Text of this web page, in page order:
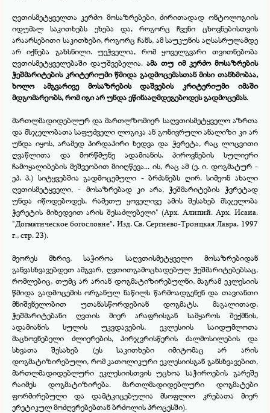
ღვთისმეტყველთა კერძო მოსაზრებები, ძირითადად ონტოლოგიის
იდუმალ საკითხებს ეხება და, როგორც ჩვენი ცხოვნებისთვის
არაარსებითი საკითხები, როგორც ჩანს, ამ საუკუნის აღსასრულამდე
არ იქნება გახსნილი. უეჭველია, რომ ყოველგვარი თვითნებობა
ღვთისმეტყველებაში დაუშვებელია. ამა თუ იმ კერძო მოსაზრების
ჭეშმარიტების კრიტერიუმი წმიდა გადმოცემასთან მისი თანხმობაა,
ხოლო ამგვარივე მოსაზრების დაშვების კრიტერიუმი იმაში
მდგომარეობს, რომ იგი არ უნდა ეწინააღმდეგებოდეს გადმოცემას.
მართლმადიდებლურ და მართლზომიერ საღვთისმეტყველო აზრთა
და მსჯელობათა საფუძველი ლოგიკა ან გონივრული ანალიზი კი არ
უნდა იყოს, არამედ პირდაპირი ხედვა და ჭვრეტა, რაც ლოცვითი
ღვაწლითა და მორწმუნე ადამიანის, პიროვნების სულიერი
ჩამოყალიბების მეშვეობით მიიღწევა... ის, რაც ამ (ე. ი. დოგმატურ -
ეპ. პ.) სიტყვებშია გადმოცემული - ბრძანებს ღირ. სიმეონ ახალი
ღვთისმეტყველი, - მოსაზრებად კი არა, ჭეშმარიტების ჭვრეტად
უნდა იწოდებოდეს, რამეთუ ყოველივე ამის შესახებ მსჯელობა
ჭვრეტის მიხედვით არის შესაძლებელი" (Арх. Алипий. Арх. Исаиа.
"Догматическое богословие". Изд. Св. Сергиево-Троицкая Лавра. 1997
г., стр. 23).
მეორეს მხრივ, საჭიროა საღვთისმეტყველო მოსაზრებიდან
განვასხვავებდეთ ამგვარ, ღვთითგამოცხადებულ ჭეშმარიტებებსაც,
რომლებიც, თუმც არ არიან დოგმატიზირებულნი, მაგრამ ეკლესიის
წმიდა გადმოცემის ორგანულ ნაწილს წარმოადგენენ და თავიანთი
მნიშვნელობით უთანასწორდებიან დოგმატს. მაგალითად,
ჭეშმარიტებანი ღვთის მიერ არაფრისგან სამყაროს შექმნის,
ადამიანის სულის უკვდავების, ეკლესიის საიდუმლოთა
მაცხოვნებელი ძლიერების, პირჯვრისწერის ძალმოსილების და
სხვათა შესახებ (ეს საკითხები იმიტომაც არ არის
დოგმატიზირებული, რომ კათოლიკური ეკლესიისგან განსხვავებით,
მართლმადიდებლური ეკლესიისთვის უცხოა საჭიროების გარეშე
რაიმეს დოგმატიზირება. მართლმადიდებლური დოგმატები
ფორმირებული და დამტკიცებულია მსოფლიო კრებათა მიერ
ერეტიკულ მოძღვრებებთან ბრძოლის პროცესში).